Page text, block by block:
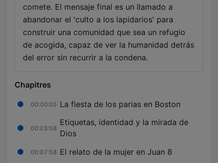
comete. El mensaje final es un llamado a
abandonar el 'culto a los lapidarios' para
construir una comunidad que sea un refugio
de acogida, capaz de ver la humanidad detrás
del error sin recurrir a la condena.
Chapitres
00:00:05 La fiesta de los parias en Boston
00:03:58
Etiquetas, identidad y la mirada de
Dios
00:07:58 El relato de la mujer en Juan 8